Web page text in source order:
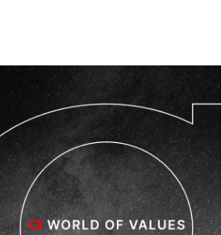
investissements pour
réduire sa consommation
d’eau
01.07
Aldi Studio lance sa
première collection capsule
inspirée de ses codes
visuels